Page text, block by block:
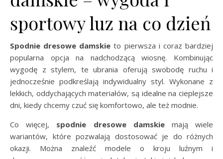
sportowy luz na co dzień
Spodnie dresowe damskie to pierwsza i coraz bardziej
popularna opcja na nadchodzącą wiosnę. Kombinując
wygodę z stylem, te ubrania oferują swobodę ruchu i
jednocześnie podkreślają indywidualny styl. Wykonane z
lekkich, oddychających materiałów, są idealne na cieplejsze
dni, kiedy chcemy czuć się komfortowo, ale też modnie.
Co więcej, spodnie dresowe damskiemają wiele
wariantów, które pozwalają dostosować je do różnych
okazji. Można znaleźć modele o kroju luźnym i